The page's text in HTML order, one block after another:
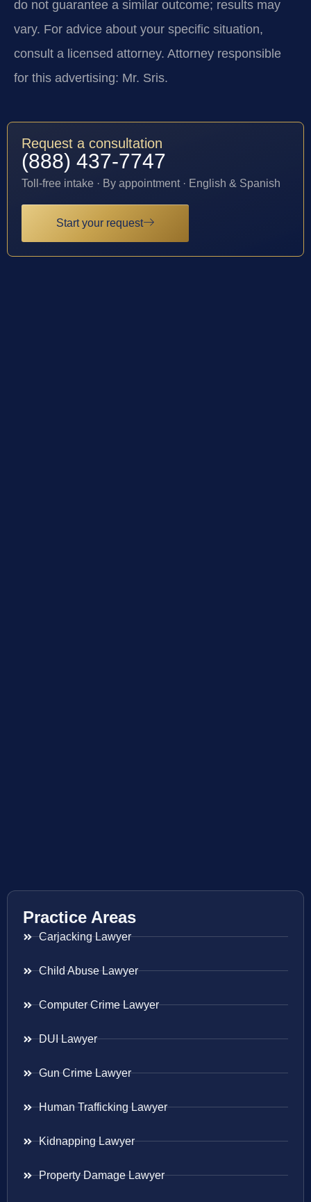
do not guarantee a similar outcome; results may
vary. For advice about your specific situation,
consult a licensed attorney. Attorney responsible
for this advertising: Mr. Sris.
Request a consultation
(888) 437-7747
Toll-free intake · By appointment · English & Spanish
Start your request
Practice Areas
Carjacking Lawyer
Child Abuse Lawyer
Computer Crime Lawyer
DUI Lawyer
Gun Crime Lawyer
Human Trafficking Lawyer
Kidnapping Lawyer
Property Damage Lawyer